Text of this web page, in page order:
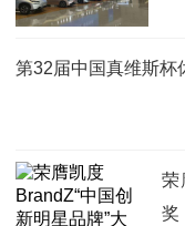
第32届中国真维斯杯
荣
奖